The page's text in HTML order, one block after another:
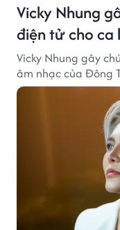
Vicky Nhung
điện tử cho ca
Vicky Nhung gây
âm nhạc của Đông